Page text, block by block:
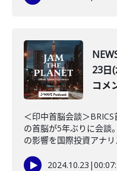
23日
コメ
＜印中首脳会談＞
の首脳が5年ぶりに会談
の影響を国際投資アナ
2024.10.23 |